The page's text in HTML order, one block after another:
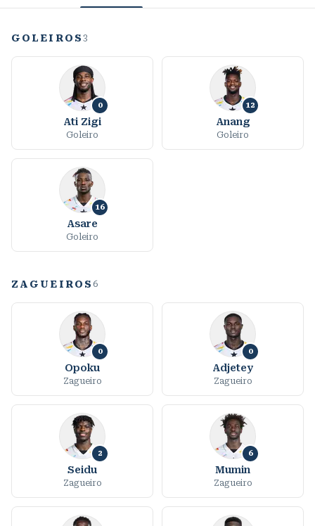
GOLEIROS 3
0
Ati Zigi
Goleiro
12
Anang
Goleiro
16
Asare
Goleiro
ZAGUEIROS 6
0
Opoku
Zagueiro
0
Adjetey
Zagueiro
2
Seidu
Zagueiro
6
Mumin
Zagueiro